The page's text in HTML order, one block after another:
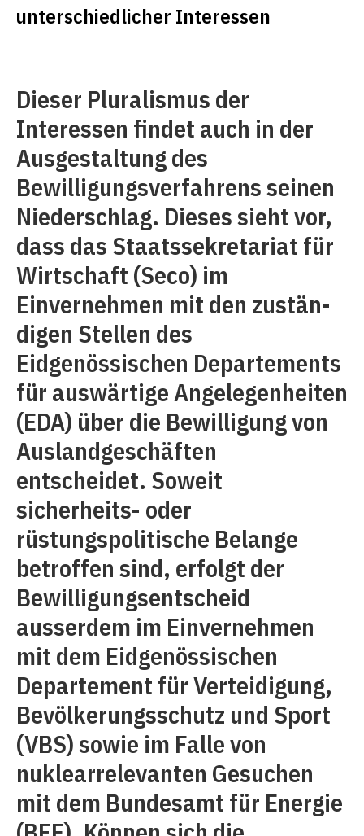
unterschiedlicher Interessen
Dieser Pluralismus der
Interessen findet auch in der
Ausgestaltung des
Bewilligungsverfahrens seinen
Niederschlag. Dieses sieht vor,
dass das Staatssekretariat für
Wirtschaft (Seco) im
Einvernehmen mit den zustän­
digen Stellen des
Eidgenössischen Depar­tements
für auswärtige Angelegenheiten
(EDA) über die Bewilligung von
Ausland­geschäften
entscheidet. Soweit
sicherheits- oder
rüstungspolitische Belange
betroffen sind, erfolgt der
Bewilligungsentscheid
ausserdem im Einvernehmen
mit dem Eidgenössischen
Departement für Verteidigung,
Bevölkerungsschutz und Sport
(VBS) sowie im Falle von
nuklearrelevanten Gesuchen
mit dem Bundesamt für Energie